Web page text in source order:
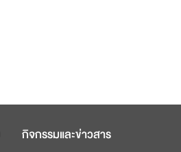
กิจกรรมและข่าวสาร